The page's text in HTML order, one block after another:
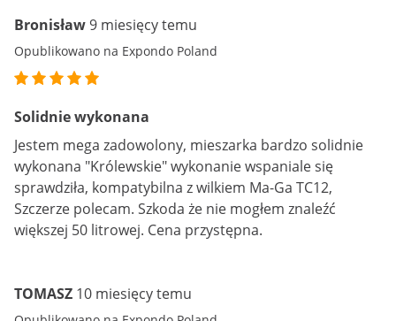
Bronisław9 miesięcy temu
Opublikowano na Expondo Poland
Solidnie wykonana
Jestem mega zadowolony, mieszarka bardzo solidnie
wykonana "Królewskie" wykonanie wspaniale się
sprawdziła, kompatybilna z wilkiem Ma-Ga TC12,
Szczerze polecam. Szkoda że nie mogłem znaleźć
większej 50 litrowej. Cena przystępna.
TOMASZ 10 miesięcy temu